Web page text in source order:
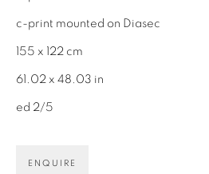
info@lucianabritogaleria.com.br
c-print mounted on Diasec
155 x 122 cm
61.02 x 48.03 in
ed 2/5
ENQUIRE